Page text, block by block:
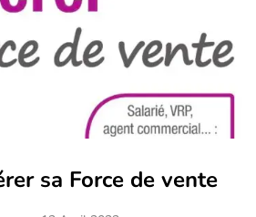
sa Force de vente